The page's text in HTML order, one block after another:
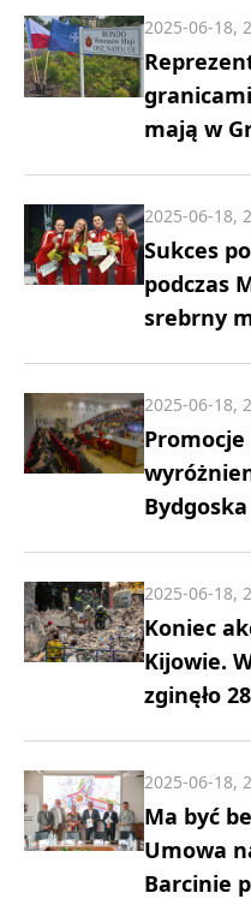
mają w
2025-06-18,
Sukces
podczas
srebrny
2025-06-18,
2025-06-18,
Koniec
Kijowie.
zginęło
2025-06-18,
Ma być
Umowa
Barcinie
2025-06-18,